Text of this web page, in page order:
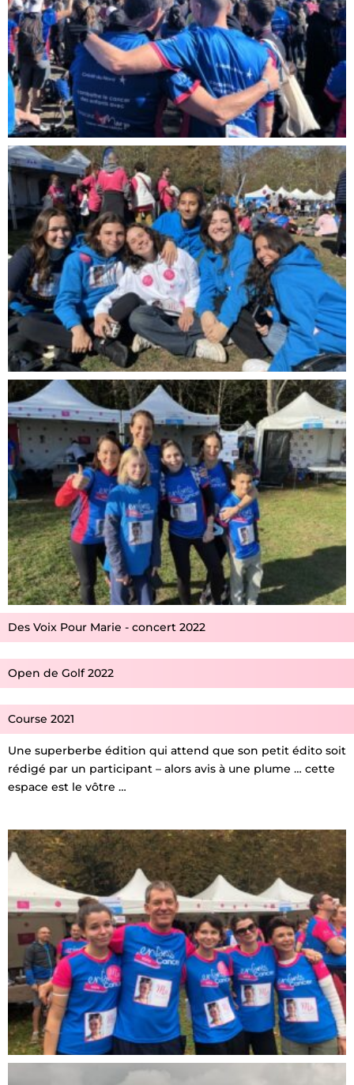
Des Voix Pour Marie - concert 2022
Open de Golf 2022
Course 2021
Une superberbe édition qui attend que son petit édito soit
rédigé par un participant – alors avis à une plume … cette
espace est le vôtre …